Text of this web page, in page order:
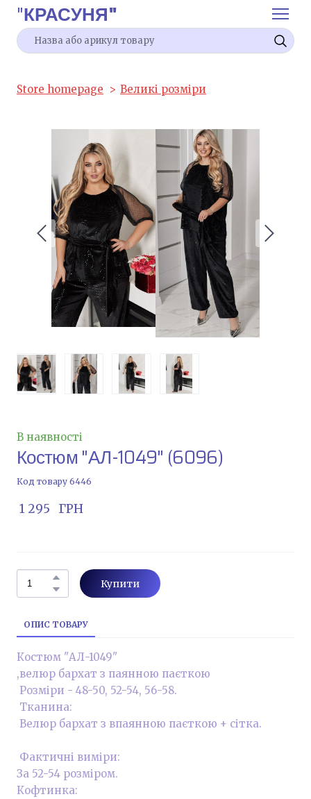
"КРАСУНЯ"
Store homepage Великі розміри
В наявності
Костюм "АЛ-1049" (6096)
Код товару 6446
1 295   ГРН
Купити
ОПИС ТОВАРУ
Костюм "АЛ-1049"
,велюр бархат з паянною паєткою
Розміри - 48-50, 52-54, 56-58.
Тканина:
Велюр бархат з впаянною паєткою + сітка.
Фактичні виміри:
За 52-54 розміром.
Кофтинка: